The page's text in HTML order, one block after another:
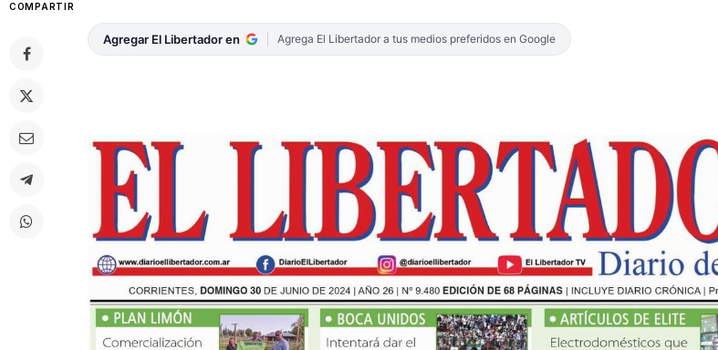
COMPARTIR
Agregar El Libertador en Agrega El Libertador a tus medios preferidos en Google